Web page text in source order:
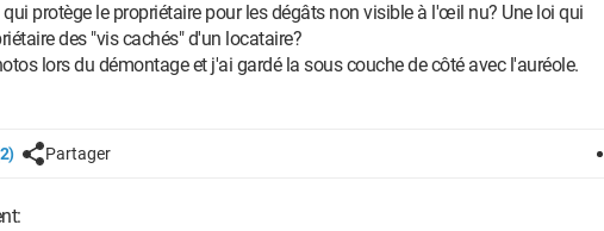
qui protège le propriétaire pour les dégâts non visible à l'œil nu? Une loi qui
des "vis cachés" d'un locataire?
lors du démontage et j'ai gardé la sous couche de côté avec l'auréole.
Partager